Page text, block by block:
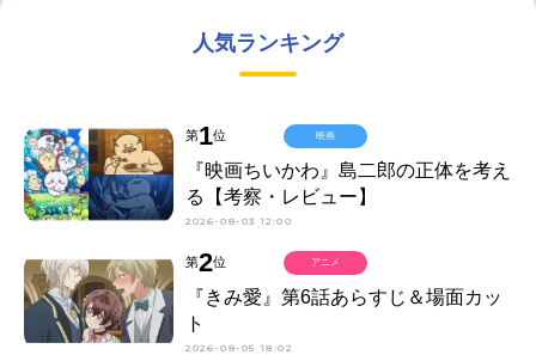
人気ランキング
第1位
『映画ちいかわ』島二郎の正体を考え
る【考察・レビュー】
2026-08-03 12:00
映画
第2位
『きみ愛』第6話あらすじ＆場面カッ
ト
2026-08-05 18:02
アニメ